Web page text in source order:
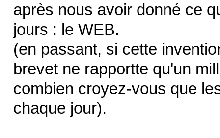
après nous avoir donné ce
jours : le WEB.
(en passant, si cette
brevet ne rapportte qu'un
combien croyez-vous que
chaque jour).